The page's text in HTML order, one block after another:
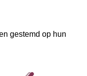
gestemd op hun